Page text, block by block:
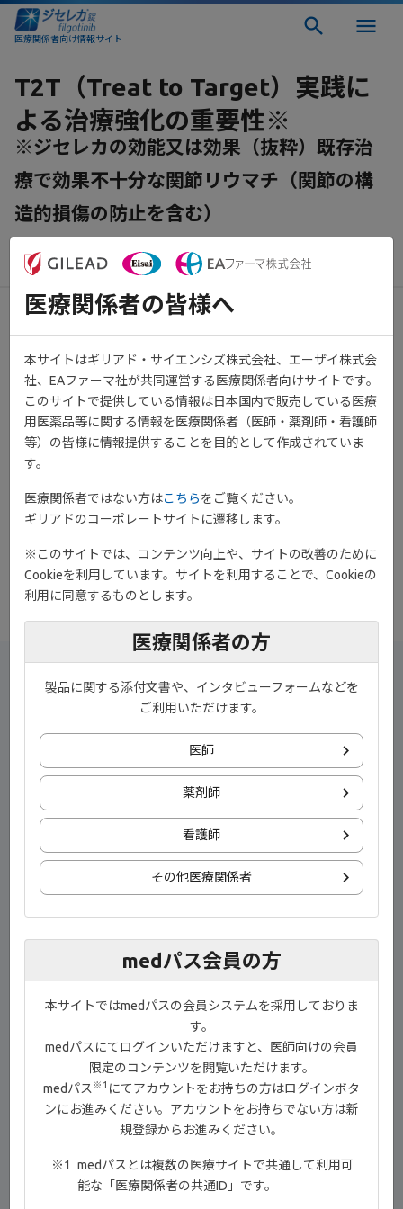
医療関係者向け情報サイト
T2T（Treat to Target）実践に
よる治療強化の重要性※
※ジセレカの効能又は効果（抜粋）既存治
療で効果不十分な関節リウマチ（関節の構
造的損傷の防止を含む）
2025年4月23日
T2T（Treat to Target）リコメンデーションの概念（2014年改
訂）、日本リウマチ学会 関節リウマチ診療ガイドライン2024改訂
薬物治療アルゴリズム、Difficult-to-treat RA（D2T-RA）の定義
（EULAR）や、ジセレカの国際共同第Ⅲ相試験（FINCH 1試験およ
びFINCH3試験）について紹介しています。
ご監修頂いた渥美先生のコメントも是非ご覧ください。
download ダウンロード
download ダウンロード
北海道大学大学院医学研究院
免疫・代謝内科学教室 教授
渥美 達也 先生
医療関係者の皆様へ
本サイトはギリアド・サイエンシズ株式会社、エーザイ株式会
社、EAファーマ社が共同運営する医療関係者向けサイトです。
このサイトで提供している情報は日本国内で販売している医療
用医薬品等に関する情報を医療関係者（医師・薬剤師・看護師
等）の皆様に情報提供することを目的として作成されていま
す。
医療関係者ではない方はこちらをご覧ください。
ギリアドのコーポレートサイトに遷移します。
※このサイトでは、コンテンツ向上や、サイトの改善のために
Cookieを利用しています。サイトを利用することで、Cookieの
利用に同意するものとします。
医療関係者の方
製品に関する添付文書や、インタビューフォームなどを
ご利用いただけます。
医師
薬剤師
看護師
その他医療関係者
medパス会員の方
本サイトではmedパスの会員システムを採用しておりま
す。
medパスにてログインいただけますと、医師向けの会員
限定のコンテンツを閲覧いただけます。
medパス ※1 にてアカウントをお持ちの方はログインボタ
ンにお進みください。アカウントをお持ちでない方は新
規登録からお進みください。
medパスとは複数の医療サイトで共通して利用可
能な「医療関係者の共通ID」です。